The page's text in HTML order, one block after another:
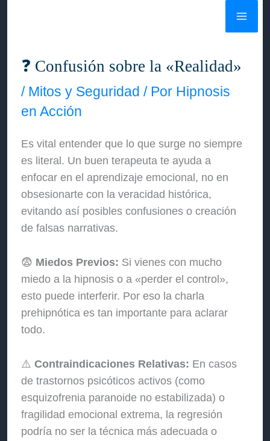
❓ Confusión sobre la «Realidad»
/ Mitos y Seguridad / Por Hipnosis
en Acción
Es vital entender que lo que surge no siempre
es literal. Un buen terapeuta te ayuda a
enfocar en el aprendizaje emocional, no en
obsesionarte con la veracidad histórica,
evitando así posibles confusiones o creación
de falsas narrativas.
😨 Miedos Previos: Si vienes con mucho
miedo a la hipnosis o a «perder el control»,
esto puede interferir. Por eso la charla
prehipnótica es tan importante para aclarar
todo.
⚠️Contraindicaciones Relativas: En casos
de trastornos psicóticos activos (como
esquizofrenia paranoide no estabilizada) o
fragilidad emocional extrema, la regresión
podría no ser la técnica más adecuada o